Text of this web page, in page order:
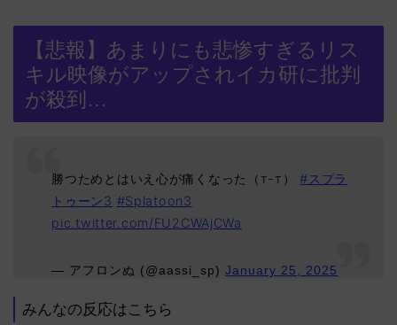
【悲報】あまりにも悲惨すぎるリス
キル映像がアップされイカ研に批判
が殺到…
勝つためとはいえ心が痛くなった（т-т）#スプラ
トゥーン3 #Splatoon3
pic.twitter.com/FU2CWAjCWa
— アフロンぬ (@aassi_sp)January 25, 2025
みんなの反応はこちら